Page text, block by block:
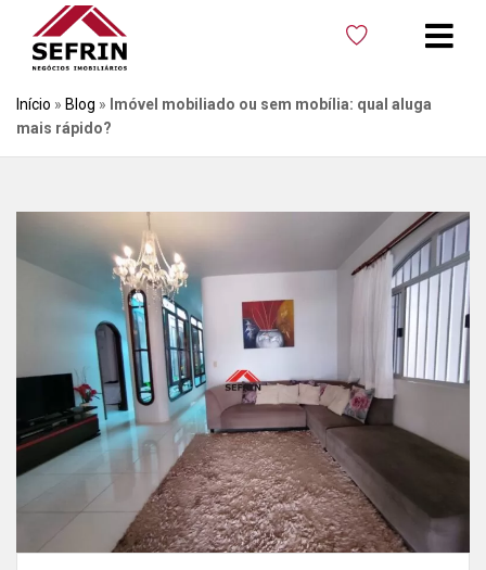
Início » Blog » Imóvel mobiliado ou sem mobília: qual aluga
mais rápido?